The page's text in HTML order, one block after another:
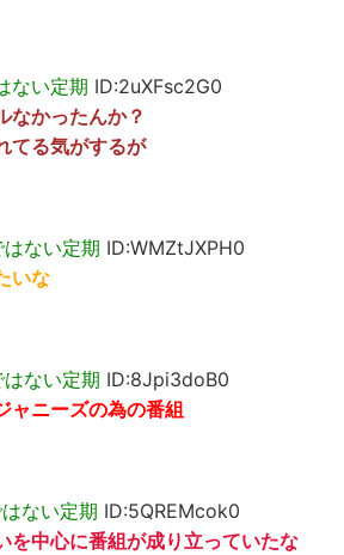
ない定期 ID:2uXFsc2G0
なかったんか？
てる気がするが
ない定期 ID:WMZtJXPH0
いな
ない定期 ID:8Jpi3doB0
ャニーズの為の番組
ない定期 ID:5QREMcok0
を中心に番組が成り立っていたな